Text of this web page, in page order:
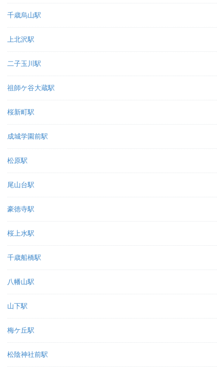
千歳烏山駅
上北沢駅
二子玉川駅
祖師ケ谷大蔵駅
桜新町駅
成城学園前駅
松原駅
尾山台駅
豪徳寺駅
桜上水駅
千歳船橋駅
八幡山駅
山下駅
梅ケ丘駅
松陰神社前駅